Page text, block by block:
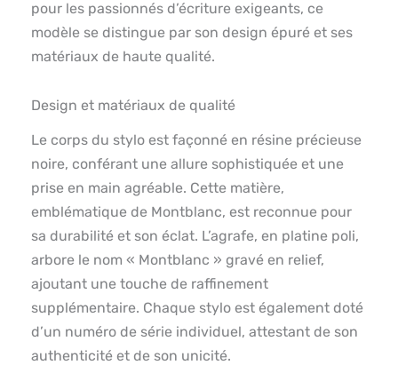
pour les passionnés d’écriture exigeants, ce
modèle se distingue par son design épuré et ses
matériaux de haute qualité.
Design et matériaux de qualité
Le corps du stylo est façonné en résine précieuse
noire, conférant une allure sophistiquée et une
prise en main agréable. Cette matière,
emblématique de Montblanc, est reconnue pour
sa durabilité et son éclat. L’agrafe, en platine poli,
arbore le nom « Montblanc » gravé en relief,
ajoutant une touche de raffinement
supplémentaire. Chaque stylo est également doté
d’un numéro de série individuel, attestant de son
authenticité et de son unicité.